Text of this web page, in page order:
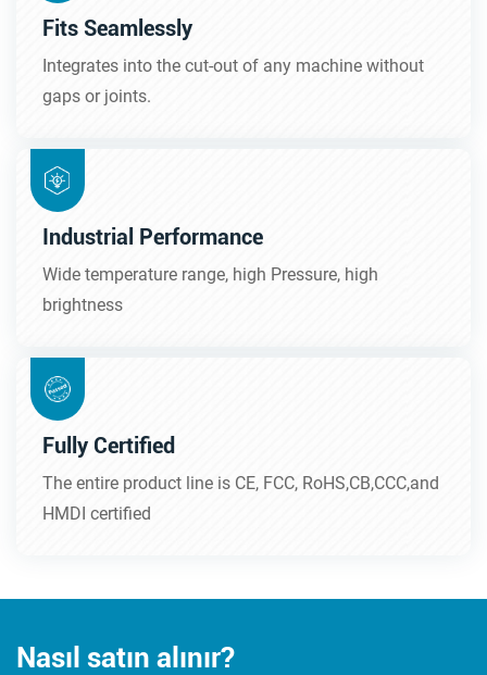
Fits Seamlessly
Integrates into the cut-out of any machine without
gaps or joints.
Industrial Performance
Wide temperature range, high Pressure, high
brightness
Fully Certified
The entire product line is CE, FCC, RoHS,CB,CCC,and
HMDI certified
Nasıl satın alınır?